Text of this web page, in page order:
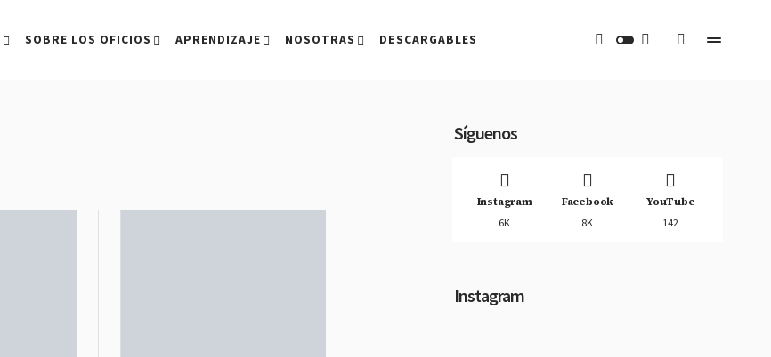
SOBRE LOS OFICIOS APRENDIZAJE NOSOTRAS DESCARGABLES
Síguenos
Instagram
6K
Facebook
8K
YouTube
142
Instagram